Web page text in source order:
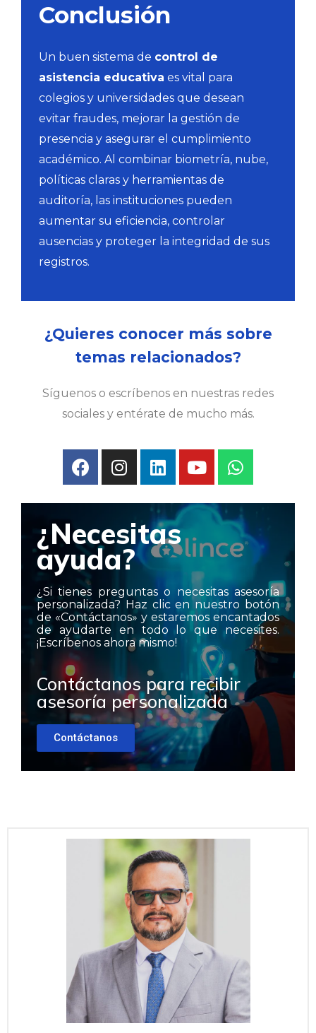
Conclusión
Un buen sistema de control de
asistencia educativa es vital para
colegios y universidades que desean
evitar fraudes, mejorar la gestión de
presencia y asegurar el cumplimiento
académico. Al combinar biometría, nube,
políticas claras y herramientas de
auditoría, las instituciones pueden
aumentar su eficiencia, controlar
ausencias y proteger la integridad de sus
registros.
¿Quieres conocer más sobre
temas relacionados?
Síguenos o escríbenos en nuestras redes
sociales y entérate de mucho más.
¿Necesitas
ayuda?
¿Si tienes preguntas o necesitas asesoría
personalizada? Haz clic en nuestro botón
de «Contáctanos» y estaremos encantados
de ayudarte en todo lo que necesites.
¡Escríbenos ahora mismo!
Contáctanos para recibir
asesoría personalizada
Contáctanos